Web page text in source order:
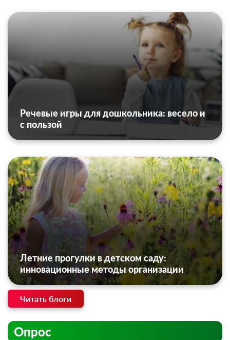
Речевые игры для дошкольника: весело и
с пользой
Летние прогулки в детском саду:
инновационные методы организации
Читать блоги
Опрос